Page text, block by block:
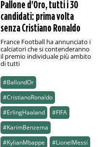
Pallone d'Oro, tutti i 30
candidati: prima volta
senza Cristiano Ronaldo
France Football ha annunciato i
calciatori che si contenderanno
il premio individuale più ambito
di tutti
#BallondOr
#CristianoRonaldo
#ErlingHaaland
#FIFA
#KarimBenzema
#KylianMbappe
#LionelMessi